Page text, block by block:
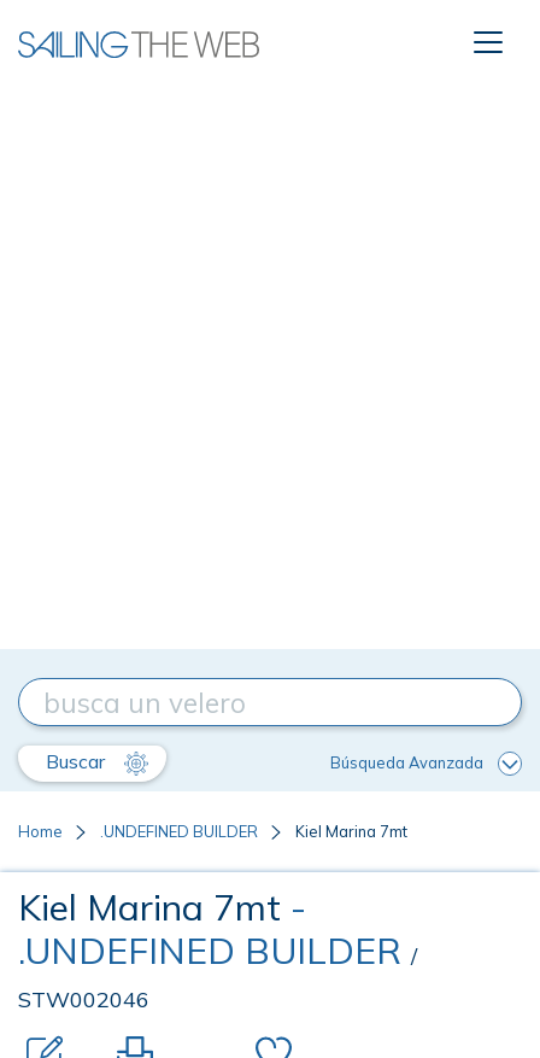
Buscar Búsqueda Avanzada
Home .UNDEFINED BUILDER Kiel Marina 7mt
Kiel Marina 7mt -
.UNDEFINED BUILDER /
STW002046